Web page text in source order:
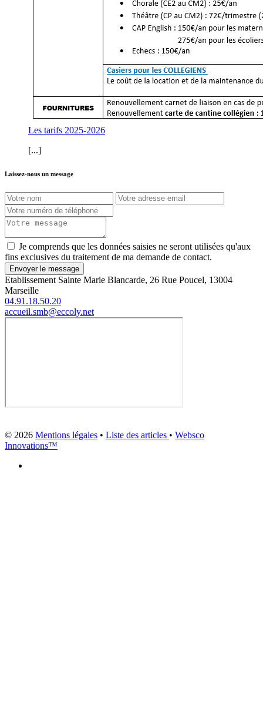
Les tarifs 2025-2026
[...]
Laissez-nous un message
Je comprends que les données saisies ne seront utilisées qu'aux
fins exclusives du traitement de ma demande de contact.
Envoyer le message
Etablissement Sainte Marie Blancarde, 26 Rue Poucel, 13004
Marseille
04.91.18.50.20
accueil.smb@eccoly.net
© 2026 Mentions légales • Liste des articles • Websco
Innovations™